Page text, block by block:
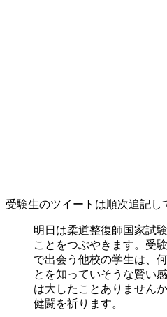
受験生のツイートは順次追記し
明日は柔道整復師国家試
ことをつぶやきます。受
で出会う他校の学生は、
とを知っていそうな賢い
は大したことありません
健闘を祈ります。